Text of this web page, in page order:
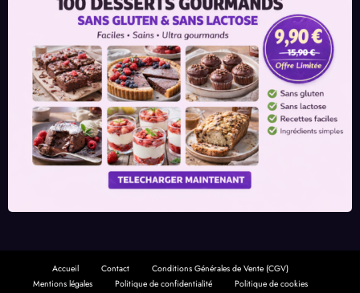
Accueil Contact
Conditions Générales de Vente (CGV)
Mentions légales
Politique de confidentialité
Politique de cookies